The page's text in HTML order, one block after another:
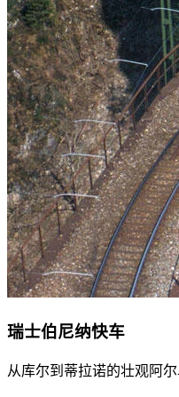
瑞士伯尼纳快车
从库尔到蒂拉诺的壮观阿